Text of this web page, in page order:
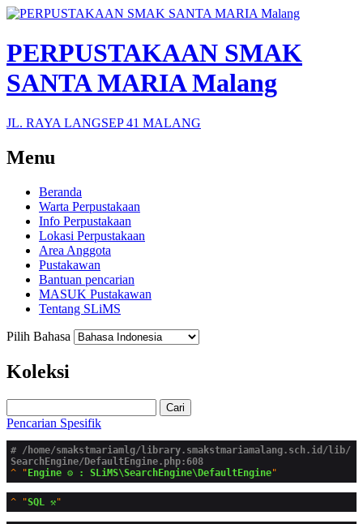
PERPUSTAKAAN SMAK
SANTA MARIA Malang
JL. RAYA LANGSEP 41 MALANG
Menu
Beranda
Warta Perpustakaan
Info Perpustakaan
Lokasi Perpustakaan
Area Anggota
Pustakawan
Bantuan pencarian
MASUK Pustakawan
Tentang SLiMS
Pilih Bahasa
Koleksi
Cari
Pencarian Spesifik
# /home/smakstmariamlg/library.smakstmariamalang.sch.id/lib/
SearchEngine/DefaultEngine.php:608
^
"Engine ⚙️ : SLiMS\SearchEngine\DefaultEngine
^ "SQL ⚒️